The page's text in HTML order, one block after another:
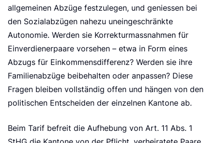
allgemeinen Abzüge festzulegen, und geniessen bei
den Sozialabzügen nahezu uneingeschränkte
Autonomie. Werden sie Korrekturmassnahmen für
Einverdienerpaare vorsehen – etwa in Form eines
Abzugs für Einkommensdifferenz? Werden sie ihre
Familienabzüge beibehalten oder anpassen? Diese
Fragen bleiben vollständig offen und hängen von den
politischen Entscheiden der einzelnen Kantone ab.
Beim Tarif befreit die Aufhebung von Art. 11 Abs. 1